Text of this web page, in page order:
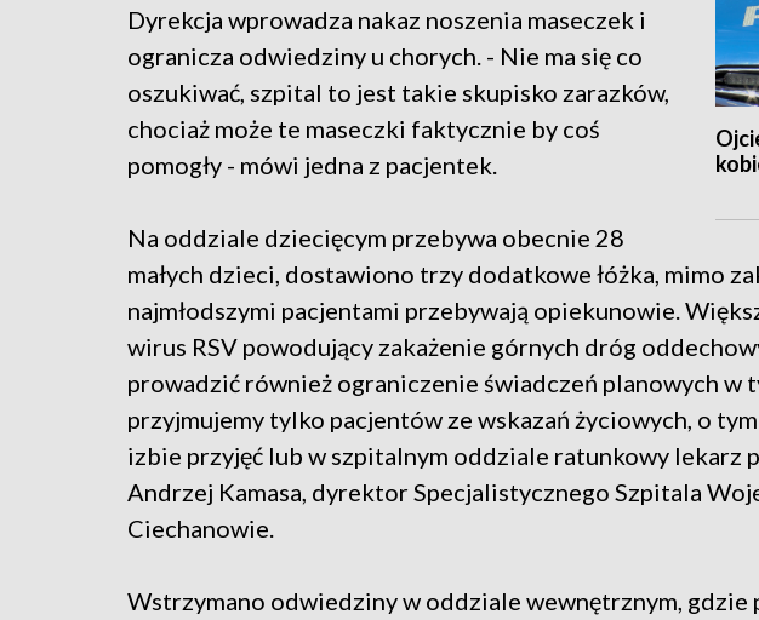
Dyrekcja wprowadza nakaz noszenia maseczek i
ogranicza odwiedziny u chorych. - Nie ma się co
oszukiwać, szpital to jest takie skupisko zarazków,
chociaż może te maseczki faktycznie by coś
pomogły - mówi jedna z pacjentek.
Na oddziale dziecięcym przebywa obecnie 28
małych dzieci, dostawiono trzy dodatkowe łóżka, mimo
najmłodszymi pacjentami przebywają opiekunowie.
wirus RSV powodujący zakażenie górnych dróg
prowadzić również ograniczenie świadczeń planowych w
przyjmujemy tylko pacjentów ze wskazań życiowych, o
izbie przyjęć lub w szpitalnym oddziale ratunkowy lekarz
Andrzej Kamasa, dyrektor Specjalistycznego Szpitala
Ciechanowie.
Wstrzymano odwiedziny w oddziale wewnętrznym, gdzie